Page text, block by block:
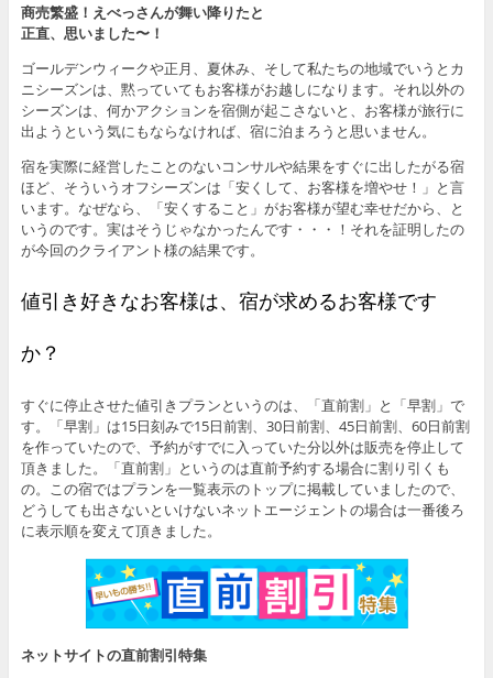
商売繁盛！えべっさんが舞い降りたと
正直、思いました〜！
ゴールデンウィークや正月、夏休み、そして私たちの地域でいうとカ
ニシーズンは、黙っていてもお客様がお越しになります。それ以外の
シーズンは、何かアクションを宿側が起こさないと、お客様が旅行に
出ようという気にもならなければ、宿に泊まろうと思いません。
宿を実際に経営したことのないコンサルや結果をすぐに出したがる宿
ほど、そういうオフシーズンは「安くして、お客様を増やせ！」と言
います。なぜなら、「安くすること」がお客様が望む幸せだから、と
いうのです。実はそうじゃなかったんです・・・！それを証明したの
が今回のクライアント様の結果です。
値引き好きなお客様は、宿が求めるお客様です
か？
すぐに停止させた値引きプランというのは、「直前割」と「早割」で
す。「早割」は15日刻みで15日前割、30日前割、45日前割、60日前割
を作っていたので、予約がすでに入っていた分以外は販売を停止して
頂きました。「直前割」というのは直前予約する場合に割り引くも
の。この宿ではプランを一覧表示のトップに掲載していましたので、
どうしても出さないといけないネットエージェントの場合は一番後ろ
に表示順を変えて頂きました。
ネットサイトの直前割引特集